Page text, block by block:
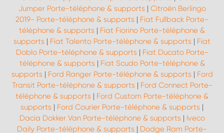
Jumper Porte-téléphone & supports | Citroën Berlingo
2019- Porte-téléphone & supports | Fiat Fullback Porte-
téléphone & supports | Fiat Fiorino Porte-téléphone &
supports | Fiat Talento Porte-téléphone & supports | Fiat
Doblo Porte-téléphone & supports | Fiat Ducato Porte-
téléphone & supports | Fiat Scudo Porte-téléphone &
supports | Ford Ranger Porte-téléphone & supports | Ford
Transit Porte-téléphone & supports | Ford Connect Porte-
téléphone & supports | Ford Custom Porte-téléphone &
supports | Ford Courier Porte-téléphone & supports |
Dacia Dokker Van Porte-téléphone & supports | Iveco
Daily Porte-téléphone & supports | Dodge Ram Porte-